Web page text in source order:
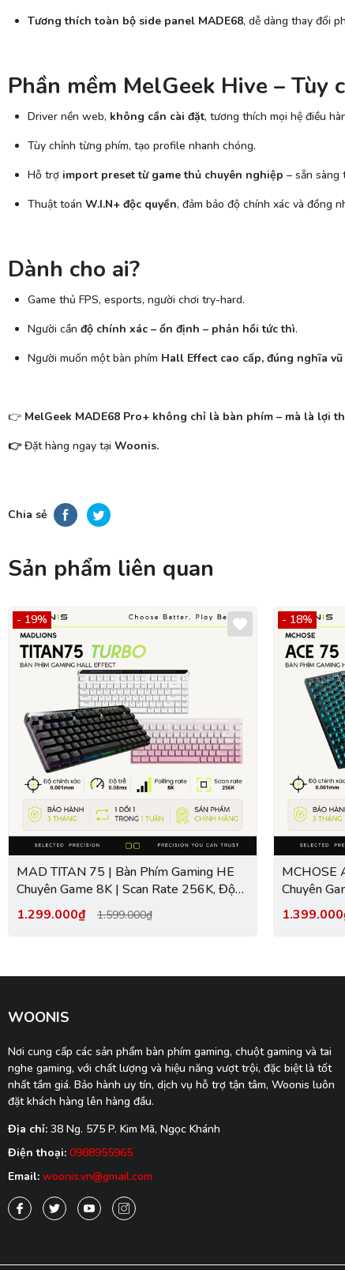
Tương thích toàn bộ side panel MADE68, dễ dàng thay đổi
Phần mềm MelGeek Hive – Tùy
Driver nền web, không cần cài đặt, tương thích mọi hệ điều
Tùy chỉnh từng phím, tạo profile nhanh chóng.
Hỗ trợ import preset từ game thủ chuyên nghiệp – sẵn sàng
Thuật toán W.I.N+ độc quyền, đảm bảo độ chính xác và đồng
Dành cho ai?
Game thủ FPS, esports, người chơi try-hard.
Người cần độ chính xác – ổn định – phản hồi tức thì.
Người muốn một bàn phím Hall Effect cao cấp, đúng nghĩa
👉 MelGeek MADE68 Pro+ không chỉ là bàn phím – mà là lợi
👉Đặt hàng ngay tại Woonis.
Chia sẻ
Sản phẩm liên quan
- 19%
MAD TITAN 75 | Bàn Phím Gaming HE
Chuyên Game 8K | Scan Rate 256K, Độ
Trễ 0.08ms, Accuracy 0.001mm, RGB
16.8 Triệu Màu
1.299.000₫ 1.599.000₫
- 18%
MCHOSE
Chuyên
Trễ
16.8 Triệu
WOONIS
Nơi cung cấp các sản phẩm bàn phím gaming, chuột gaming và tai
nghe gaming, với chất lượng và hiệu năng vượt trội, đặc biệt là tốt
nhất tầm giá. Bảo hành uy tín, dịch vụ hỗ trợ tận tâm, Woonis luôn
đặt khách hàng lên hàng đầu.
Địa chỉ: 38 Ng. 575 P. Kim Mã, Ngọc Khánh
Điện thoại: 0988955965
Email: woonis.vn@gmail.com